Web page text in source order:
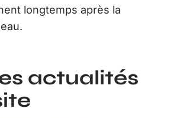
longtemps après la
actualités